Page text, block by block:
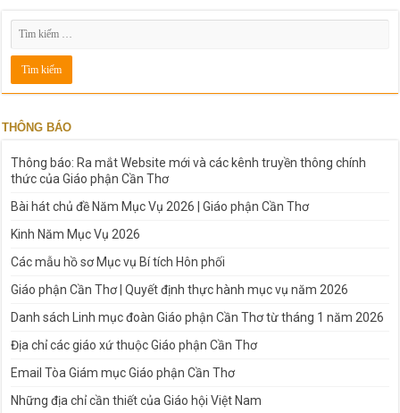
THÔNG BÁO
Thông báo: Ra mắt Website mới và các kênh truyền thông chính
thức của Giáo phận Cần Thơ
Bài hát chủ đề Năm Mục Vụ 2026 | Giáo phận Cần Thơ
Kinh Năm Mục Vụ 2026
Các mẫu hồ sơ Mục vụ Bí tích Hôn phối
Giáo phận Cần Thơ | Quyết định thực hành mục vụ năm 2026
Danh sách Linh mục đoàn Giáo phận Cần Thơ từ tháng 1 năm 2026
Địa chỉ các giáo xứ thuộc Giáo phận Cần Thơ
Email Tòa Giám mục Giáo phận Cần Thơ
Những địa chỉ cần thiết của Giáo hội Việt Nam